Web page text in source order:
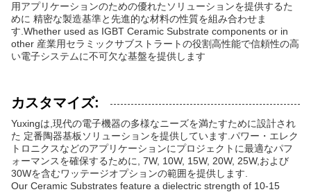
用アプリケーションのための優れたソリューションを提供するた
めに 精密な製造基準と先進的な材料の性質を組み合わせま
す.Whether used as IGBT Ceramic Substrate components or in
other 産業用セラミックサブストラートの役割高性能で信頼性の高
い電子システムに不可欠な基盤を提供します
カスタマイズ:
Yuxingは,現代の電子機器の多様なニーズを満たすために設計され
た 定番陶器基板ソリューションを提供しています.パワー・エレク
トロニクスなどのアプリケーションにプロジェクトに最適なパフ
ォーマンスを確保するために, 7W, 10W, 15W, 20W, 25W,および
30Wを含むワッテージオプションの範囲を提供します.
Our Ceramic Substrates feature a dielectric strength of 10-15